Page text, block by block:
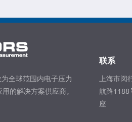
联系
为全球范围内电子压力
的解决方案供应商。
上海市闵
航路1188
座